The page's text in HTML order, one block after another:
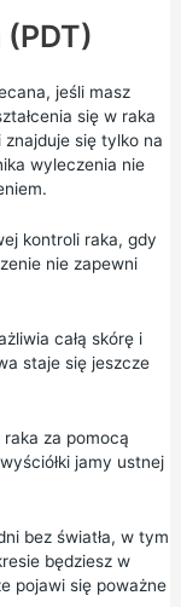
jeśli masz
się w raka
się tylko na
wyleczenia nie
kontroli raka, gdy
nie zapewni
całą skórę i
staje się jeszcze
za pomocą
jamy ustnej
bez światła, w tym
będziesz w
pojawi się poważne